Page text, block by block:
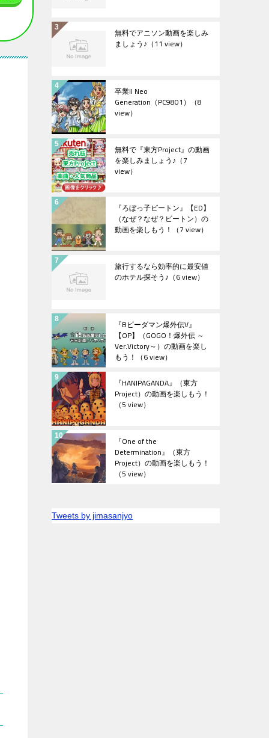
無料でアニソン動画を楽しみ
ましょう♪ （11 view）
卒業II Neo
Generation（PC9801） （8
view）
無料で『東方Project』の動画
を楽しみましょう♪ （7
view）
『ろぼっ子ビートン』【ED】
（なぜ？なぜ？ビートン）の
動画を楽しもう！ （7 view）
旅行するなら効率的に最安値
のホテル探そう♪ （6 view）
『Bビーダマン爆外伝V』
【OP】（GOGO！爆外伝 ～
Ver.Victory～）の動画を楽し
もう！ （6 view）
『HANIPAGANDA』（東方
Project）の動画を楽しもう！
（5 view）
『One of the
Determination』（東方
Project）の動画を楽しもう！
（5 view）
Tweets by jimasanjyo